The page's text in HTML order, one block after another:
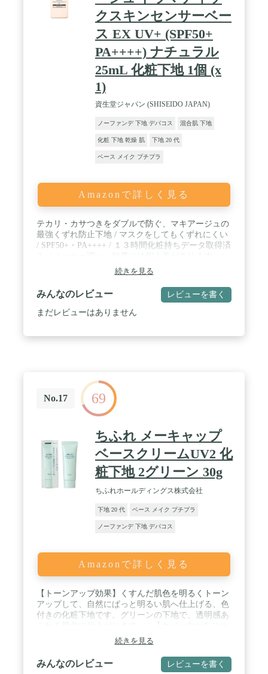
クスキンセンサーベー
ス EX UV+ (SPF50+
PA++++) ナチュラル
25mL 化粧下地 1個 (x
1)
資生堂ジャパン (SHISEIDO JAPAN)
ノーファンデ 下地 デパコス 混合肌 下地
化粧 下地 乾燥 肌 下地 20 代
ベース メイク プチプラ
Amazonで詳しく見る
テカリ・カサつきをダブルで防ぐ、マキアージュの
最強くずれ防止下地 / マスクをしてもくずれにくい
/ SPF50+・PA++++ / １３時間化粧持ちデータ取得済
続きを見る
みんなのレビュー レビューを書く
まだレビューはありません
No.17 69
ちふれ メーキャップ
ベースクリームUV2 化
粧下地 2グリーン 30g
ちふれホールディングス株式会社
下地 20 代 ベース メイク プチプラ
ノーファンデ 下地 デパコス
Amazonで詳しく見る
【トーンアップ効果】くすんだ肌色を明るくトーン
アップして、自然にぱっと明るい肌へ仕上げる、色
付きの化粧下地です。グリーンの下地で、透明感あ
つナチュラルな仕上がり】肌へ密着して、くすみ・
色ムラ・小じわ・毛穴の凹凸をカバー。均一でなめ
らかな肌にととのえるメイクアップベースです。厚
塗り感がなく、白浮きしない仕上がりです。 / 【保
続きを見る
みんなのレビュー レビューを書く